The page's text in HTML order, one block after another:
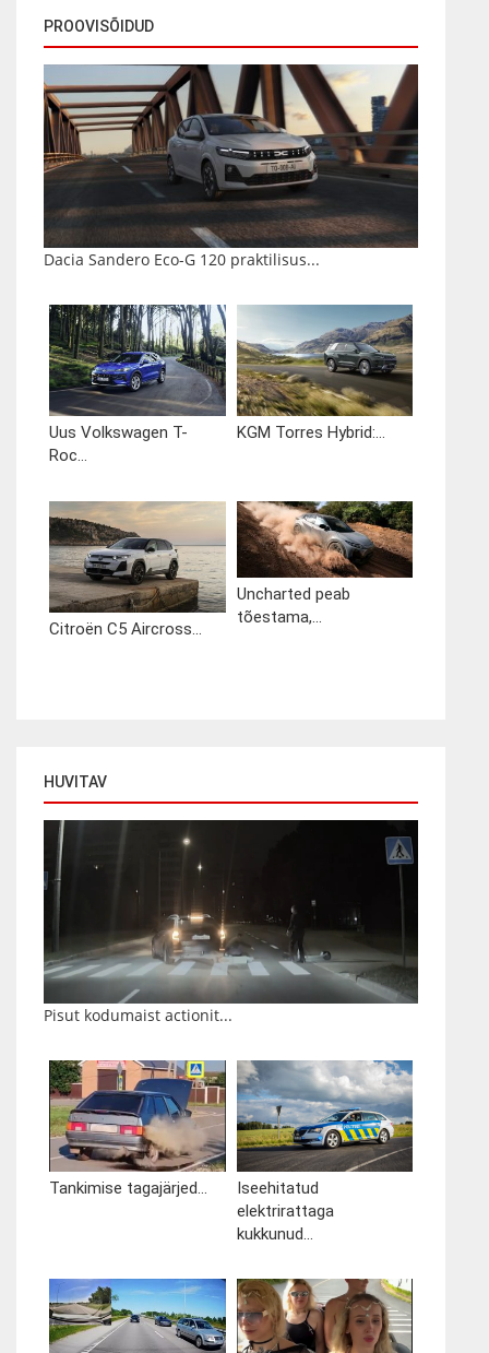
PROOVISÕIDUD
Dacia Sandero Eco-G 120 praktilisus...
Uus Volkswagen T-
Roc...
KGM Torres Hybrid:...
Citroën C5 Aircross...
Uncharted peab
tõestama,...
HUVITAV
Pisut kodumaist actionit...
Tankimise tagajärjed...
Iseehitatud
elektrirattaga
kukkunud...